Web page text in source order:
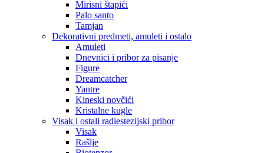
Mirisni štapići
Palo santo
Tamjan
Dekorativni predmeti, amuleti i ostalo
Amuleti
Dnevnici i pribor za pisanje
Figure
Dreamcatcher
Yantre
Kineski novčići
Kristalne kugle
Visak i ostali radiestezijski pribor
Visak
Rašlje